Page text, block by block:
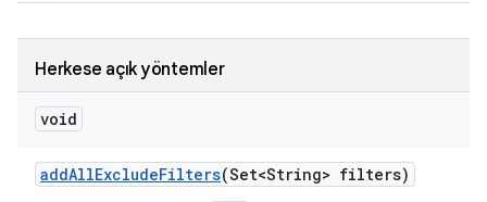
Herkese açık yöntemler
void
addAllExcludeFilters(Set<String> filters)